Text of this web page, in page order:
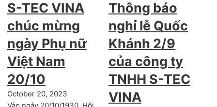
S-TEC VINA
chúc mừng
ngày Phụ nữ
Việt Nam
20/10
October 20, 2023
Thông báo
nghỉ lễ Quốc
Khánh 2/9
của công ty
TNHH S-TEC
VINA